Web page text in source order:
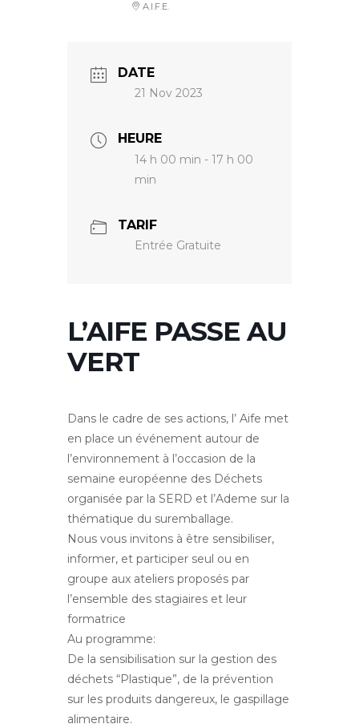
A.I.F.E.
DATE
21 Nov 2023
HEURE
14 h 00 min - 17 h 00
min
TARIF
Entrée Gratuite
L’AIFE PASSE AU
VERT
Dans le cadre de ses actions, l’ Aife met
en place un événement autour de
l’environnement à l’occasion de la
semaine européenne des Déchets
organisée par la SERD et l’Ademe sur la
thématique du suremballage.
Nous vous invitons à être sensibiliser,
informer, et participer seul ou en
groupe aux ateliers proposés par
l’ensemble des stagiaires et leur
formatrice
Au programme:
De la sensibilisation sur la gestion des
déchets “Plastique”, de la prévention
sur les produits dangereux, le gaspillage
alimentaire.